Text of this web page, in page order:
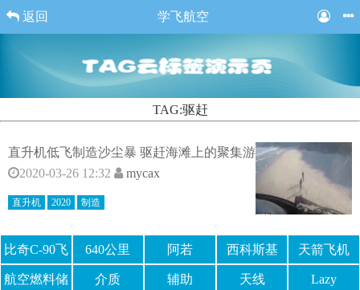
返回 学飞航空
TAG:驱赶
直升机低飞制造沙尘暴 驱赶海滩上的聚集游
2020-03-26 12:32
mycax
直升机 2020 制造
比奇C-90飞
机
640公里 阿若 西科斯基
S76
天箭飞机
航空燃料储 介质 辅助 天线 Lazy